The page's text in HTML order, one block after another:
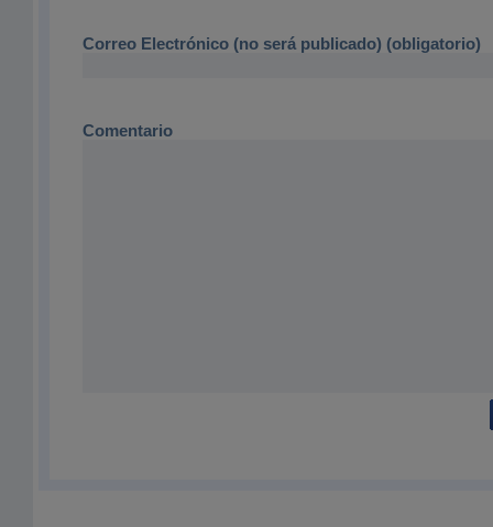
Correo Electrónico (no será publicado) (obligatorio)
Comentario